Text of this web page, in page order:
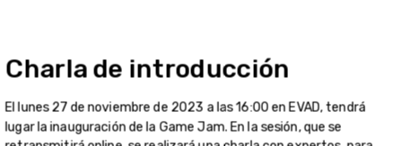
Charla de introducción
El lunes 27 de noviembre de 2023 a las 16:00 en EVAD, tendrá
lugar la inauguración de la Game Jam. En la sesión, que se